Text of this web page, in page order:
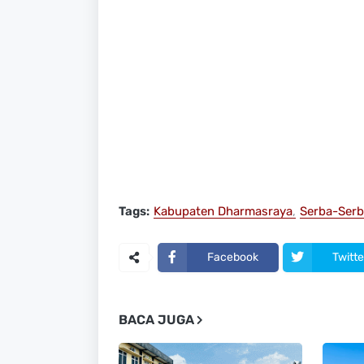
Tags: Kabupaten Dharmasraya Serba-
Facebook
BACA JUGA